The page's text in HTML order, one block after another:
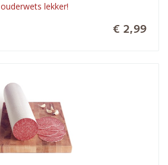
ouderwets lekker!
€ 2,99